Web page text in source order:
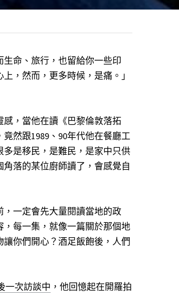
生命、旅行，也留給你一些印
，然而，更多時候，是痛。」
，當他在讀《巴黎倫敦落拓
然跟1989、90年代他在餐廳工
是移民，是難民，是家中只供
落的某位廚師讀了，會感覺自
一定會先大量閱讀當地的政
每一集，就像一篇關於那個地
你們開心？酒足飯飽後，人們
一次訪談中 ，他回憶起在開羅拍